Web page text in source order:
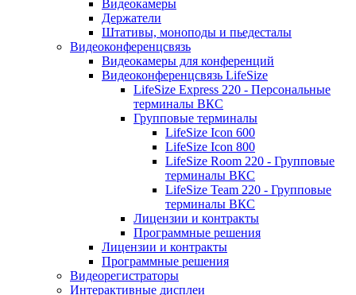
Видеокамеры
Держатели
Штативы, моноподы и пьедесталы
Видеоконференцсвязь
Видеокамеры для конференций
Видеоконференцсвязь LifeSize
LifeSize Express 220 - Персональные
терминалы ВКС
Групповые терминалы
LifeSize Icon 600
LifeSize Icon 800
LifeSize Room 220 - Групповые
терминалы ВКС
LifeSize Team 220 - Групповые
терминалы ВКС
Лицензии и контракты
Программные решения
Лицензии и контракты
Программные решения
Видеорегистраторы
Интерактивные дисплеи